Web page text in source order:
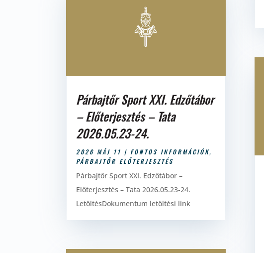
Párbajtőr Sport XXI. Edzőtábor
– Előterjesztés – Tata
2026.05.23-24.
2026 MÁJ 11 | FONTOS INFORMÁCIÓK,
PÁRBAJTŐR ELŐTERJESZTÉS
Párbajtőr Sport XXI. Edzőtábor –
Előterjesztés – Tata 2026.05.23-24.
LetöltésDokumentum letöltési link